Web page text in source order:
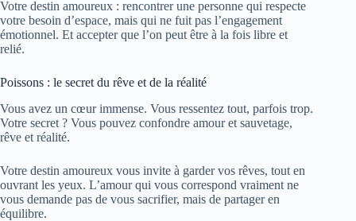
Votre destin amoureux : rencontrer une personne qui respecte
votre besoin d’espace, mais qui ne fuit pas l’engagement
émotionnel. Et accepter que l’on peut être à la fois libre et
relié.
Poissons : le secret du rêve et de la réalité
Vous avez un cœur immense. Vous ressentez tout, parfois trop.
Votre secret ? Vous pouvez confondre amour et sauvetage,
rêve et réalité.
Votre destin amoureux vous invite à garder vos rêves, tout en
ouvrant les yeux. L’amour qui vous correspond vraiment ne
vous demande pas de vous sacrifier, mais de partager en
équilibre.